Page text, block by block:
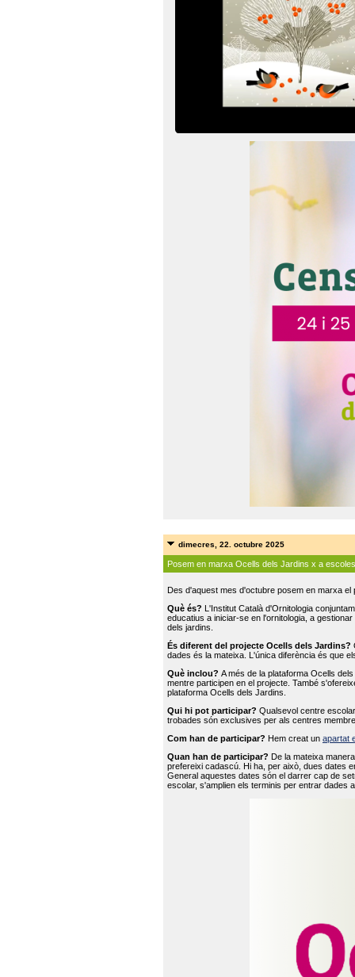
dimecres, 22. octubre 2025
Posem en marxa Ocells dels Jardins x a escoles
Des d'aquest mes d'octubre posem en marxa
Què és? L'Institut Català d'Ornitologia
educatius a iniciar-se en l'ornitologia, a
dels jardins.
És diferent del projecte Ocells dels Jardins?
dades és la mateixa. L'única diferència és que
Què inclou? A més de la plataforma Ocells
mentre participen en el projecte. També
plataforma Ocells dels Jardins.
Qui hi pot participar? Qualsevol centre
trobades són exclusives per als centres
Com han de participar? Hem creat un apartat
Quan han de participar? De la mateixa
prefereixi cadascú. Hi ha, per això, dues dates
General aquestes dates són el darrer cap de
escolar, s'amplien els terminis per entrar dades